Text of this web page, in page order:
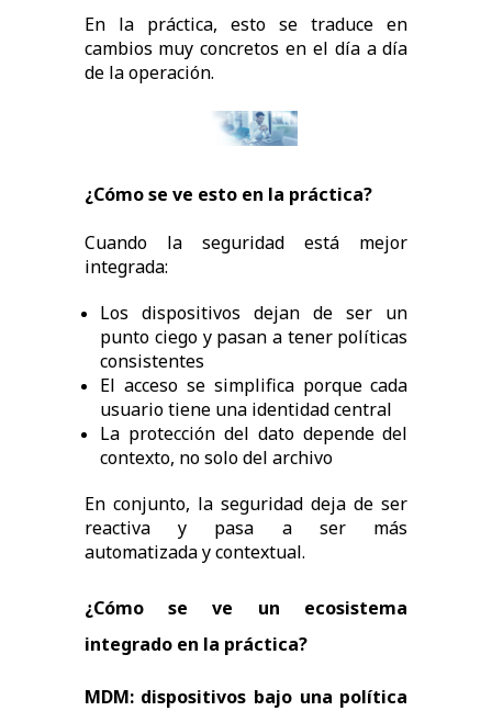
En la práctica, esto se traduce en
cambios muy concretos en el día a día
de la operación.
¿Cómo se ve esto en la práctica?
Cuando la seguridad está mejor
integrada:
Los dispositivos dejan de ser un
punto ciego y pasan a tener políticas
consistentes
El acceso se simplifica porque cada
usuario tiene una identidad central
La protección del dato depende del
contexto, no solo del archivo
En conjunto, la seguridad deja de ser
reactiva y pasa a ser más
automatizada y contextual.
¿Cómo se ve un ecosistema
integrado en la práctica?
MDM: dispositivos bajo una política